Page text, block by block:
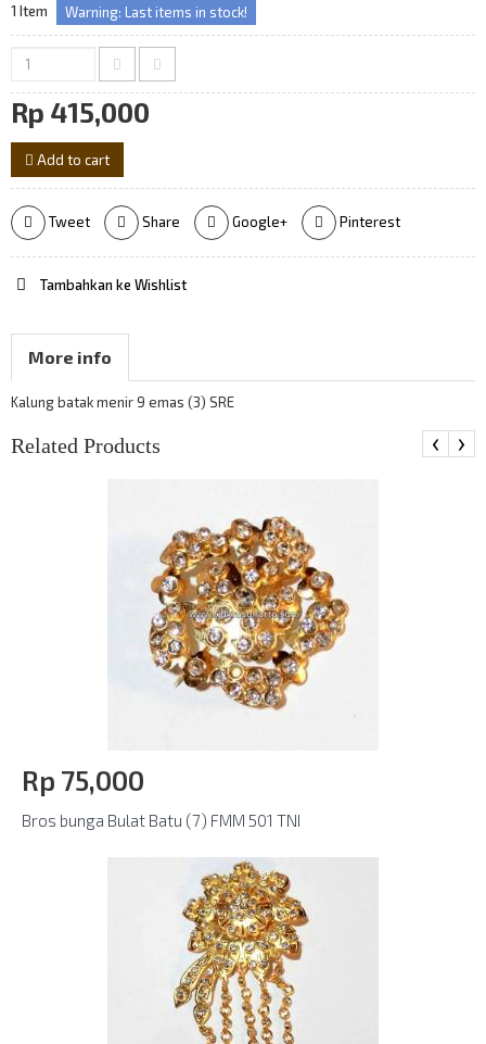
1 Item Warning: Last items in stock!
Rp‎ 415,000
Add to cart
Tweet Share Google+ Pinterest
Tambahkan ke Wishlist
More info
Kalung batak menir 9 emas (3) SRE
Related Products ‹ ›
Rp‎ 75,000
Bros bunga Bulat Batu (7) FMM 501 TNI